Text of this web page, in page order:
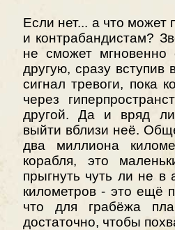
Если нет... а что
и контрабандистам?
не сможет мгновенно
другую, сразу
сигнал тревоги, пока
через
другой. Да и вряд ли
выйти вблизи неё.
два миллиона
корабля, это
прыгнуть чуть ли не
километров - это ещё
что для грабёжа
достаточно, чтобы